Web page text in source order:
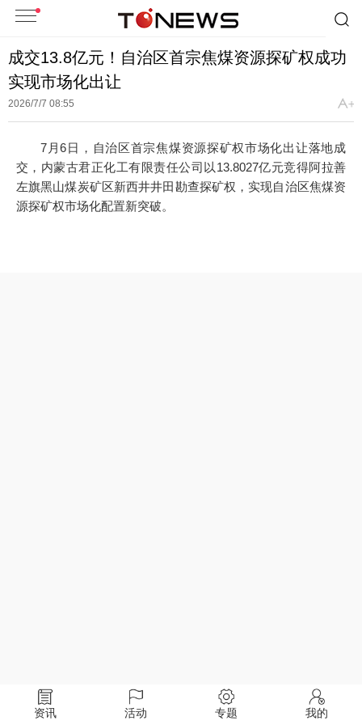
成交13.8亿元！自治区首宗焦煤资源探矿权成功
实现市场化出让
2026/7/7 08:55
7月6日，自治区首宗焦煤资源探矿权市场化出让落地成
交，内蒙古君正化工有限责任公司以13.8027亿元竞得阿拉善
左旗黑山煤炭矿区新西井井田勘查探矿权，实现自治区焦煤资
源探矿权市场化配置新突破。
资讯 活动 专题 我的